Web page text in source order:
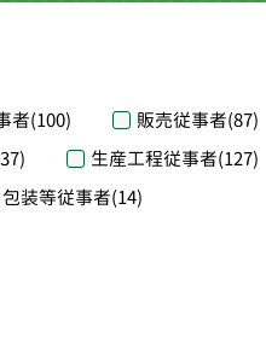
者(100) 販売従事者(87)
生産工程従事者(127)
装等従事者(14)